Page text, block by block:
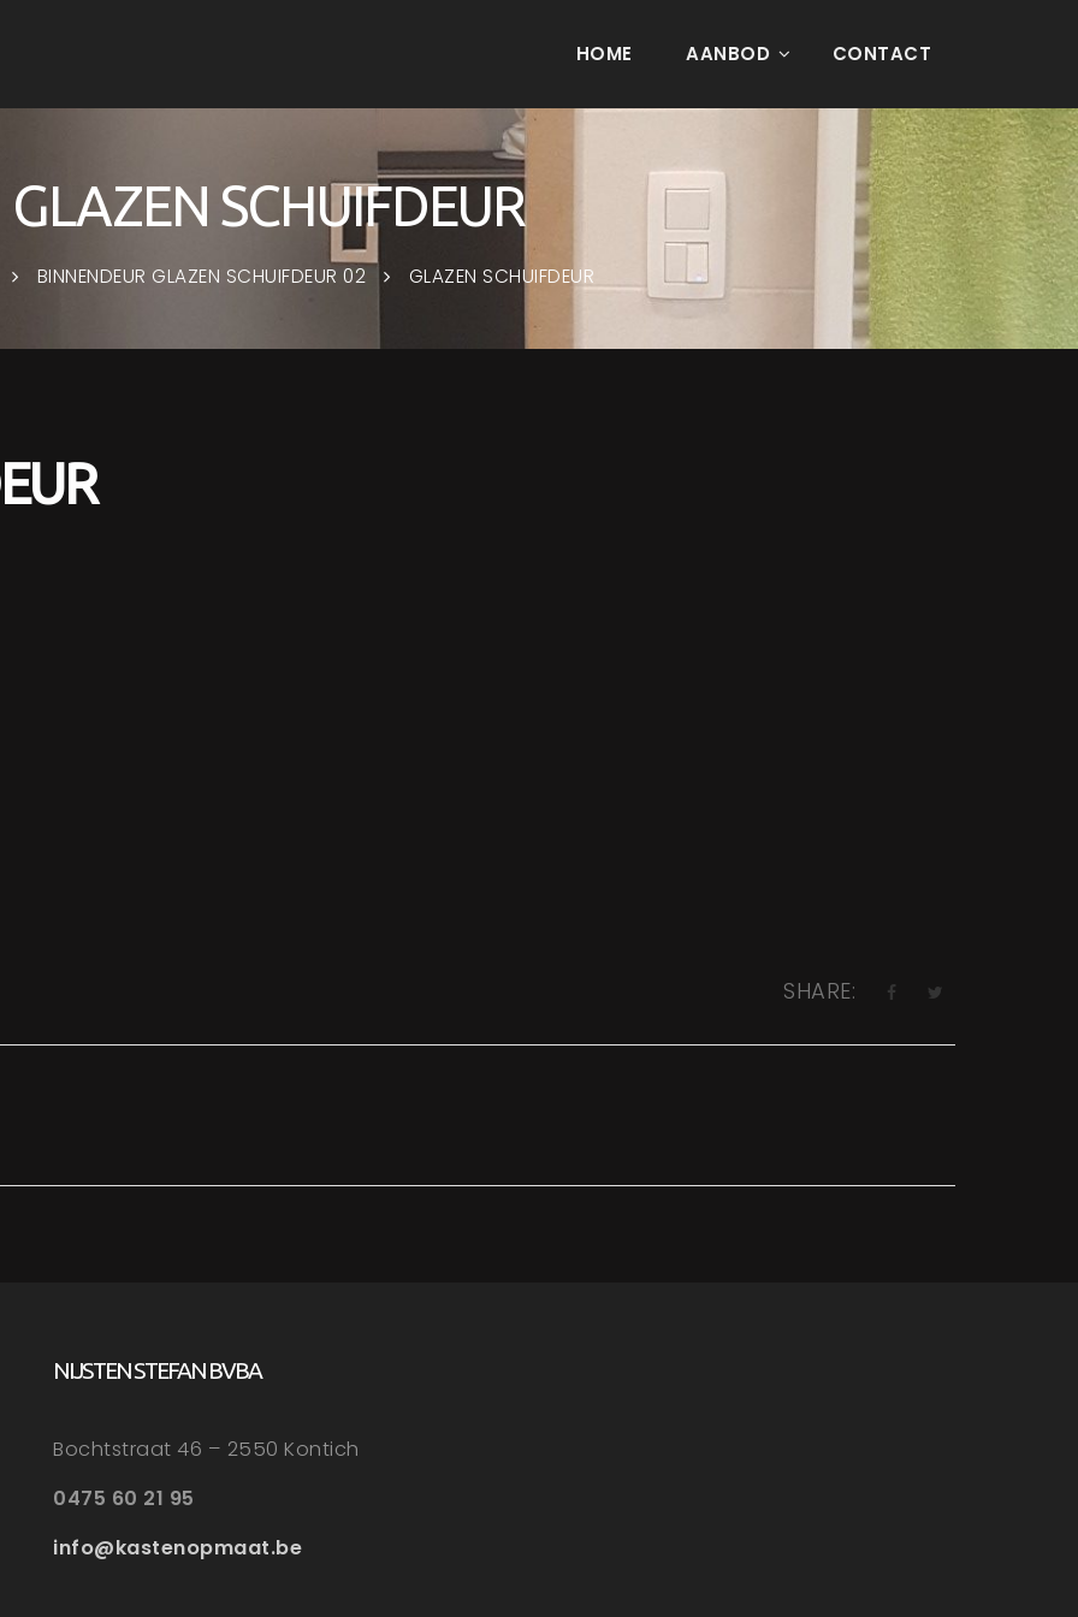
HOME AANBOD CONTACT
GLAZEN SCHUIFDEUR
BINNENDEUR GLAZEN SCHUIFDEUR 02 GLAZEN SCHUIFDEUR
SHARE:
NIJSTEN STEFAN BVBA
Bochtstraat 46 – 2550 Kontich
0475 60 21 95
info@kastenopmaat.be